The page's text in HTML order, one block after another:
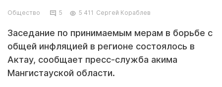
Общество 5 5 411 Сергей Кораблев
Заседание по принимаемым мерам в борьбе с
общей инфляцией в регионе состоялось в
Актау, сообщает пресс-служба акима
Мангистауской области.